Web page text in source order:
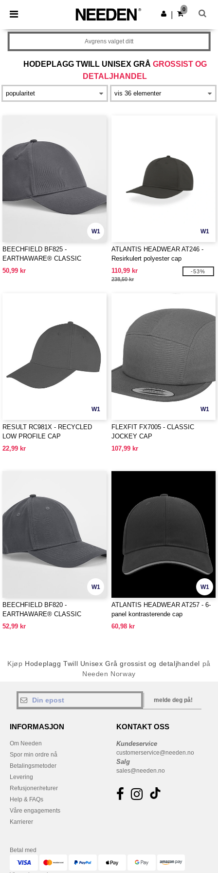
× Needen-app
Bedre priser i appen!
Last ned app
0
HODEPLAGG TWILL UNISEX GRÅ GROSSIST OG
DETALJHANDEL
Avgrens valget ditt
W1
BEECHFIELD BF825 -
EARTHAWARE® CLASSIC
ORGANIC COTTON 5 PANEL CAP
50,99 kr
W1
ATLANTIS HEADWEAR AT246 -
Resirkulert polyester cap
110,99 kr
238,50 kr
-53%
W1
RESULT RC981X - RECYCLED
LOW PROFILE CAP
22,99 kr
W1
FLEXFIT FX7005 - CLASSIC
JOCKEY CAP
107,99 kr
W1
BEECHFIELD BF820 -
EARTHAWARE® CLASSIC
ORGANIC COTTON 6 PANEL CAP
52,99 kr
W1
ATLANTIS HEADWEAR AT257 - 6-
panel kontrasterende cap
60,98 kr
Kjøp Hodeplagg Twill Unisex Grå grossist og detaljhandel på
Needen Norway
melde deg på!
INFORMASJON
Om Needen
Spor min ordre nå
Betalingsmetoder
Levering
Refusjoner/returer
Help & FAQs
Våre engagements
Karrierer
KONTAKT OSS
Kundeservice
customerservice@needen.no
Salg
sales@needen.no
Betal med